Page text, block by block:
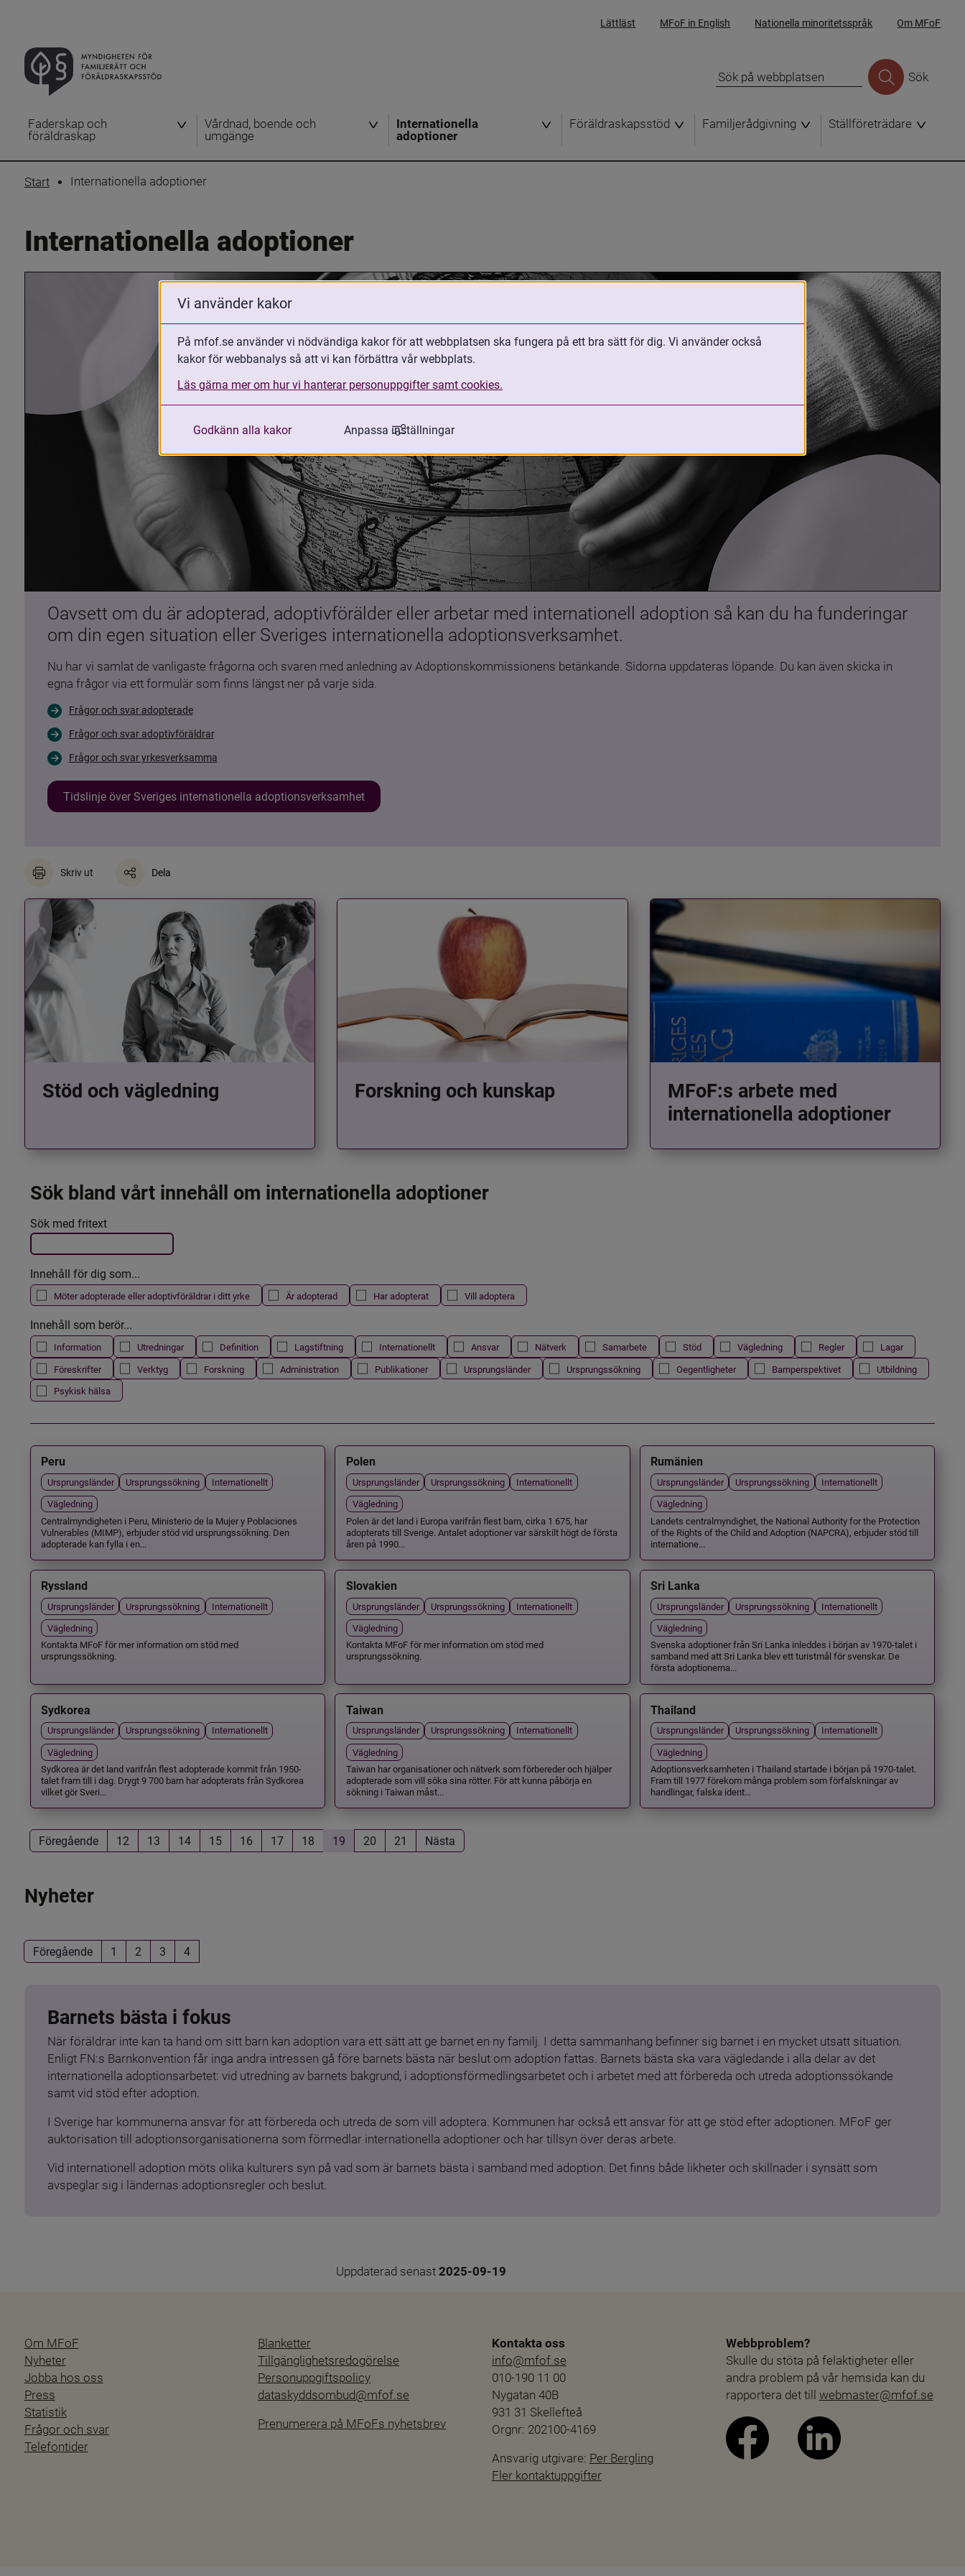
Lättläst MFoF in English Nationella minoritetsspråk Om MFoF
Sök
Faderskap och
föräldraskap
Vårdnad, boende och
umgänge
Internationella
adoptioner
Föräldraskapsstöd Familjerådgivning Ställföreträdare
Start Internationella adoptioner
Internationella adoptioner
Oavsett om du är adopterad, adoptivförälder eller arbetar med internationell adoption så kan du ha funderingar
om din egen situation eller Sveriges internationella adoptionsverksamhet.
Nu har vi samlat de vanligaste frågorna och svaren med anledning av Adoptionskommissionens betänkande. Sidorna uppdateras löpande. Du kan även skicka in
egna frågor via ett formulär som finns längst ner på varje sida.
Frågor och svar adopterade
Frågor och svar adoptivföräldrar
Frågor och svar yrkesverksamma
Tidslinje över Sveriges internationella adoptionsverksamhet
Skriv ut Dela
Stöd och vägledning Forskning och kunskap
MFoF:s arbete med
internationella adoptioner
Sök bland vårt innehåll om internationella adoptioner
Filtrera resultatet
Det här formuläret postas automatiskt
Sök med fritext
Innehåll för dig som...
Möter adopterade eller adoptivföräldrar i ditt yrke Är adopterad Har adopterat Vill adoptera
Innehåll som berör...
Information Utredningar Definition Lagstiftning Internationellt Ansvar Nätverk Samarbete Stöd Vägledning Regler
Lagar
Föreskrifter
Verktyg Forskning Administration Publikationer Ursprungsländer Ursprungssökning Oegentligheter Barnperspektivet
Utbildning
Psykisk hälsa
Peru
Ursprungsländer Ursprungssökning
Internationellt
Vägledning
Centralmyndigheten i Peru, Ministerio de la Mujer y Poblaciones
Vulnerables (MIMP), erbjuder stöd vid ursprungssökning. Den
adopterade kan fylla i en...
Polen
Ursprungsländer Ursprungssökning
Internationellt
Vägledning
Polen är det land i Europa varifrån flest barn, cirka 1 675, har
adopterats till Sverige. Antalet adoptioner var särskilt högt de första
åren på 1990...
Rumänien
Ursprungsländer Ursprungssökning
Internationellt
Vägledning
Landets centralmyndighet, the National Authority for the Protection
of the Rights of the Child and Adoption (NAPCRA), erbjuder stöd till
internatione...
Ryssland
Ursprungsländer Ursprungssökning
Internationellt
Vägledning
Kontakta MFoF för mer information om stöd med
ursprungssökning.
Slovakien
Ursprungsländer Ursprungssökning
Internationellt
Vägledning
Kontakta MFoF för mer information om stöd med
ursprungssökning.
Sri Lanka
Ursprungsländer Ursprungssökning
Internationellt
Vägledning
Svenska adoptioner från Sri Lanka inleddes i början av 1970-talet i
samband med att Sri Lanka blev ett turistmål för svenskar. De
första adoptionerna...
Sydkorea
Ursprungsländer Ursprungssökning
Internationellt
Vägledning
Sydkorea är det land varifrån flest adopterade kommit från 1950-
talet fram till i dag. Drygt 9 700 barn har adopterats från Sydkorea
vilket gör Sveri...
Taiwan
Ursprungsländer Ursprungssökning
Internationellt
Vägledning
Taiwan har organisationer och nätverk som förbereder och hjälper
adopterade som vill söka sina rötter. För att kunna påbörja en
sökning i Taiwan måst...
Thailand
Ursprungsländer Ursprungssökning
Internationellt
Vägledning
Adoptionsverksamheten i Thailand startade i början på 1970-talet.
Fram till 1977 förekom många problem som förfalskningar av
handlingar, falska ident...
Föregående 12 13 14 15 16 17 18 19 20 21 Nästa
Nyheter
Föregående 1 2 3 4
Barnets bästa i fokus
När föräldrar inte kan ta hand om sitt barn kan adoption vara ett sätt att ge barnet en ny familj. I detta sammanhang befinner sig barnet i en mycket utsatt situation.
Enligt FN:s Barnkonvention får inga andra intressen gå före barnets bästa när beslut om adoption fattas. Barnets bästa ska vara vägledande i alla delar av det
internationella adoptionsarbetet: vid utredning av barnets bakgrund, i adoptionsförmedlingsarbetet och i arbetet med att förbereda och utreda adoptionssökande
samt vid stöd efter adoption.
I Sverige har kommunerna ansvar för att förbereda och utreda de som vill adoptera. Kommunen har också ett ansvar för att ge stöd efter adoptionen. MFoF ger
auktorisation till adoptionsorganisationerna som förmedlar internationella adoptioner och har tillsyn över deras arbete.
Vid internationell adoption möts olika kulturers syn på vad som är barnets bästa i samband med adoption. Det finns både likheter och skillnader i synsätt som
avspeglar sig i ländernas adoptionsregler och beslut.
Uppdaterad senast 2025-09-19
Om MFoF
Nyheter
Jobba hos oss
Press
Statistik
Frågor och svar
Telefontider
Blanketter
Tillgänglighetsredogörelse
Personuppgiftspolicy
dataskyddsombud@mfof.se
Prenumerera på MFoFs nyhetsbrev
Kontakta oss
info@mfof.se
010-190 11 00
Nygatan 40B
931 31 Skellefteå
Orgnr: 202100-4169
Ansvarig utgivare: Per Bergling
Fler kontaktuppgifter
Webbproblem?
Skulle du stöta på felaktigheter eller
andra problem på vår hemsida kan du
rapportera det till webmaster@mfof.se
Vi använder kakor
På mfof.se använder vi nödvändiga kakor för att webbplatsen ska fungera på ett bra sätt för dig. Vi använder också
kakor för webbanalys så att vi kan förbättra vår webbplats.
Läs gärna mer om hur vi hanterar personuppgifter samt cookies.
Godkänn alla kakor Anpassa inställningar